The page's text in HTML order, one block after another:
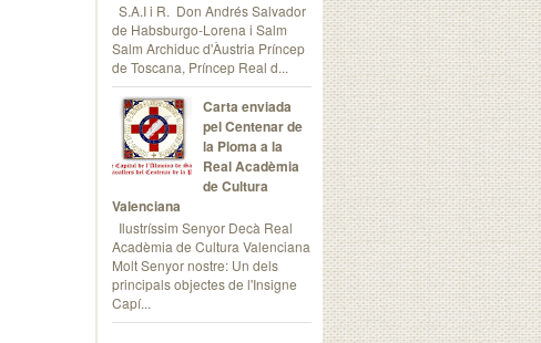
S.A.I i R. Don Andrés Salvador
de Habsburgo-Lorena i Salm
Salm Archiduc d'Àustria Príncep
de Toscana, Príncep Real d...
Carta enviada
pel Centenar de
la Ploma a la
Real Acadèmia
de Cultura
Valenciana
Ilustríssim Senyor Decà Real
Acadèmia de Cultura Valenciana
Molt Senyor nostre: Un dels
principals objectes de l'Insigne
Capí...